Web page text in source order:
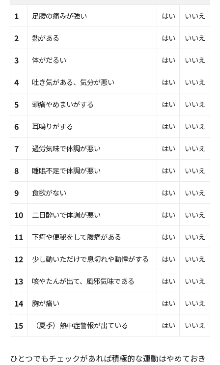
1
足腰の痛みが強い はい いいえ
2 熱がある はい いいえ
3 体がだるい はい いいえ
4 吐き気がある、気分が悪い はい いいえ
5 頭痛やめまいがする はい いいえ
6 耳鳴りがする はい いいえ
7 過労気味で体調が悪い はい いいえ
8 睡眠不足で体調が悪い はい いいえ
9 食欲がない はい いいえ
10 二日酔いで体調が悪い はい いいえ
11 下痢や便秘をして腹痛がある はい いいえ
12 少し動いただけで息切れや動悸がする はい いいえ
13 咳やたんが出て、風邪気味である はい いいえ
14 胸が痛い はい いいえ
15 （夏季）熱中症警報が出ている はい いいえ
ひとつでもチェックがあれば積極的な運動はやめておき